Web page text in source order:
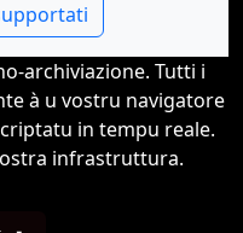
archiviazione. Tutti i
à u vostru navigatore
in tempu reale.
infrastruttura.